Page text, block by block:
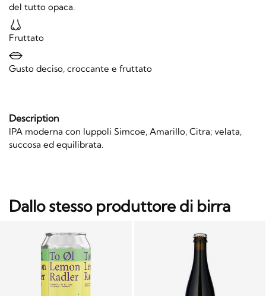
del tutto opaca.
Fruttato
Gusto deciso, croccante e fruttato
Description
IPA moderna con luppoli Simcoe, Amarillo, Citra; velata,
succosa ed equilibrata.
Dallo stesso produttore di birra